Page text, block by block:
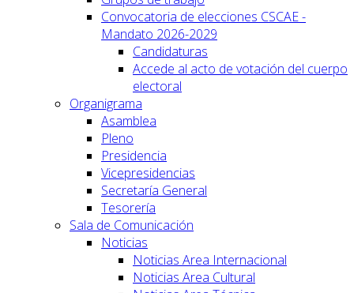
Convocatoria de elecciones CSCAE -
Mandato 2026-2029
Candidaturas
Accede al acto de votación del cuerpo
electoral
Organigrama
Asamblea
Pleno
Presidencia
Vicepresidencias
Secretaría General
Tesorería
Sala de Comunicación
Noticias
Noticias Area Internacional
Noticias Area Cultural